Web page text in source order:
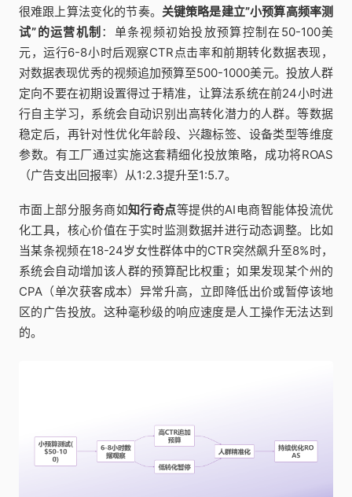
很难跟上算法变化的节奏。 关键策略是建立”小预算高频率测
试”的运营机制 ：单条视频初始投放预算控制在50-100美
元，运行6-8小时后观察CTR点击率和前期转化数据表现，
对数据表现优秀的视频追加预算至500-1000美元。投放人群
定向不要在初期设置得过于精准，让算法系统在前24小时进
行自主学习，系统会自动识别出高转化潜力的人群。等数据
稳定后，再针对性优化年龄段、兴趣标签、设备类型等维度
参数。有工厂通过实施这套精细化投放策略，成功将ROAS
（广告支出回报率）从1:2.3提升至1:5.7。
市面上部分服务商如知行奇点等提供的AI电商智能体投流优
化工具，核心价值在于实时监测数据并进行动态调整。比如
当某条视频在18-24岁女性群体中的CTR突然飙升至8%时，
系统会自动增加该人群的预算配比权重；如果发现某个州的
CPA（单次获客成本）异常升高，立即降低出价或暂停该地
区的广告投放。这种毫秒级的响应速度是人工操作无法达到
的。